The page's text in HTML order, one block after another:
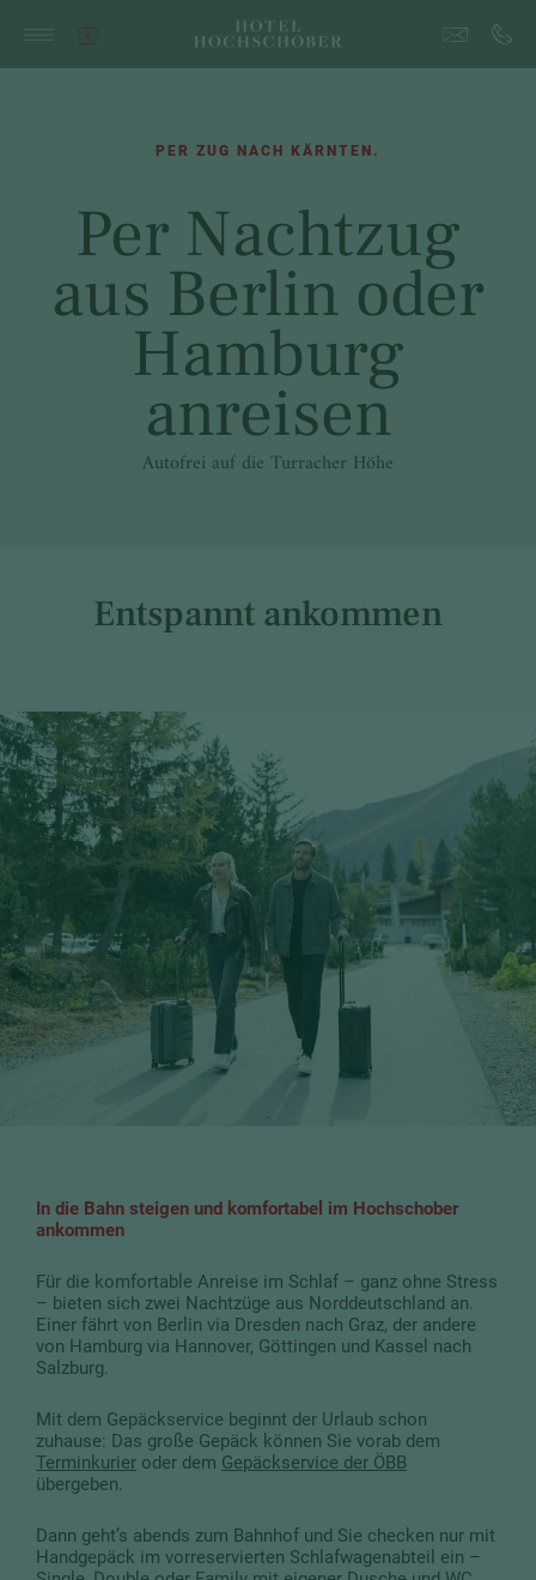
PER ZUG NACH KÄRNTEN.
Per Nachtzug
aus Berlin oder
Hamburg
anreisen
Autofrei auf die Turracher Höhe
Entspannt ankommen
In die Bahn steigen und komfortabel im Hochschober
ankommen
Für die komfortable Anreise im Schlaf – ganz ohne Stress
– bieten sich zwei Nachtzüge aus Norddeutschland an.
Einer fährt von Berlin via Dresden nach Graz, der andere
von Hamburg via Hannover, Göttingen und Kassel nach
Salzburg.
Mit dem Gepäckservice beginnt der Urlaub schon
zuhause: Das große Gepäck können Sie vorab dem
Terminkurier oder dem Gepäckservice der ÖBB
übergeben.
Dann geht’s abends zum Bahnhof und Sie checken nur mit
Handgepäck im vorreservierten Schlafwagenabteil ein –